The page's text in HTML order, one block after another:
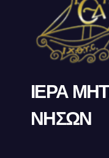
ΙΕΡΑ
ΝΗΣΩΝ